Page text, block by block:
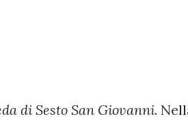
di Sesto San Giovanni.